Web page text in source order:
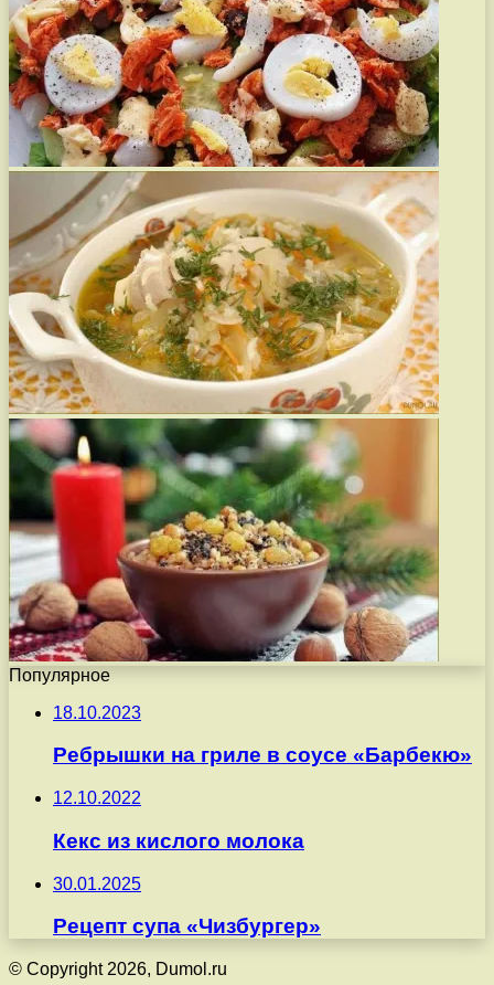
Популярное
18.10.2023
Ребрышки на гриле в соусе «Барбекю»
12.10.2022
Кекс из кислого молока
30.01.2025
Рецепт супа «Чизбургер»
© Copyright 2026, Dumol.ru